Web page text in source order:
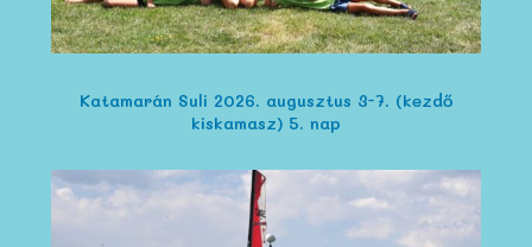
Katamarán Suli 2026. augusztus 3-7. (kezdő
kiskamasz) 5. nap